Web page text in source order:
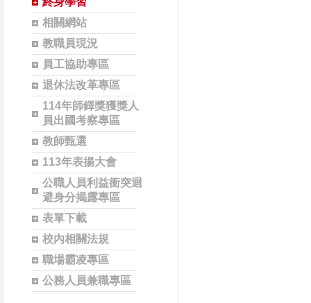
相關網站
教職員現況
員工協助專區
退休法改革專區
114年師鐸獎獲獎人
員出國考察專區
教師甄選
113年表揚大會
公職人員利益衝突迴
避身分揭露專區
表單下載
校內相關法規
職場霸凌專區
公務人員兼職專區